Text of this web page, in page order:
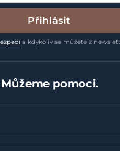
Přihlásit
a kdykoliv se můžete z
pomoci.